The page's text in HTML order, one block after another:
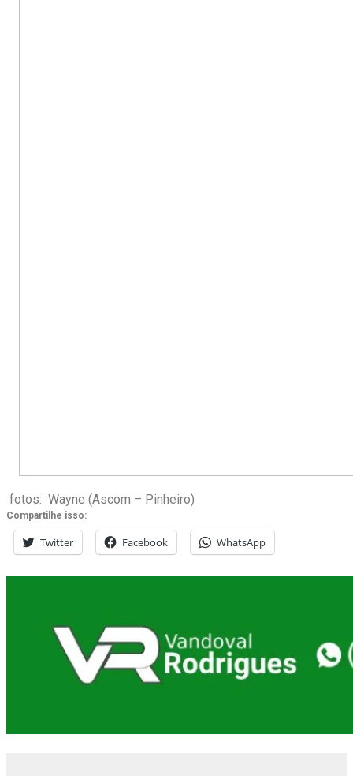
fotos: Wayne (Ascom – Pinheiro)
Compartilhe isso:
Twitter Facebook WhatsApp